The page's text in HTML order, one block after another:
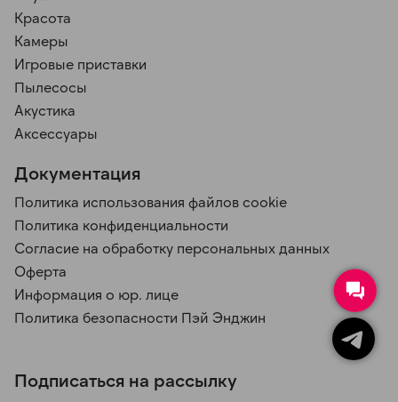
Красота
Камеры
Игровые приставки
Пылесосы
Акустика
Аксессуары
Документация
Политика использования файлов cookie
Политика конфиденциальности
Согласие на обработку персональных данных
Оферта
Информация о юр. лице
Политика безопасности Пэй Энджин
Подписаться на рассылку